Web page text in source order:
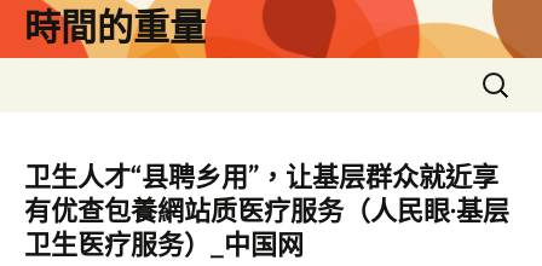
時間的重量
搜
尋
鍵
字:
卫生人才“县聘乡用”，让基层群众就近享
有优查包養網站质医疗服务（人民眼·基层
卫生医疗服务）_中国网